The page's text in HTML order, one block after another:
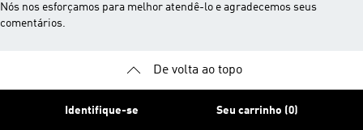
Nós nos esforçamos para melhor atendê-lo e agradecemos seus
comentários.
De volta ao topo
Identifique-se Seu carrinho (0)